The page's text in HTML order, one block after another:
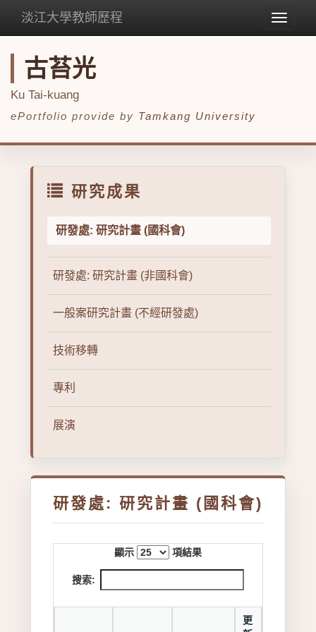
Toggle
淡江大學教師歷程
古苔光
Ku Tai-kuang
ePortfolio provide by Tamkang University
研究成果
研發處: 研究計畫 (國科會)
研發處: 研究計畫 (非國科會)
一般案研究計畫 (不經研發處)
技術移轉
專利
展演
研發處: 研究計畫 (國科會)
顯示 項結果
搜索:
更